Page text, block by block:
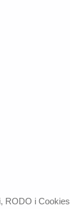
RODO i Cookies